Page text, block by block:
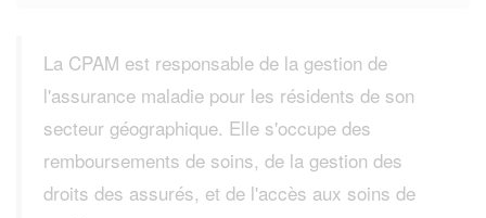
La CPAM est responsable de la gestion de
l'assurance maladie pour les résidents de son
secteur géographique. Elle s'occupe des
remboursements de soins, de la gestion des
droits des assurés, et de l'accès aux soins de